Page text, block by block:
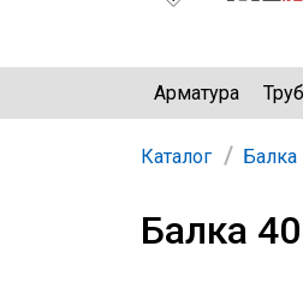
Арматура
Каталог Балка
Балка